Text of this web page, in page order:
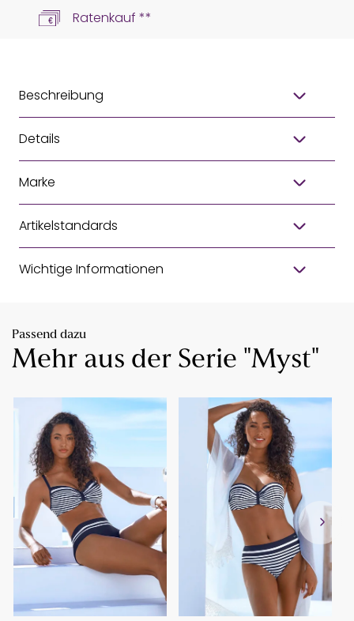
Ratenkauf **
Beschreibung
Details
Marke
Artikelstandards
Wichtige Informationen
Passend dazu
Mehr aus der Serie "Myst"